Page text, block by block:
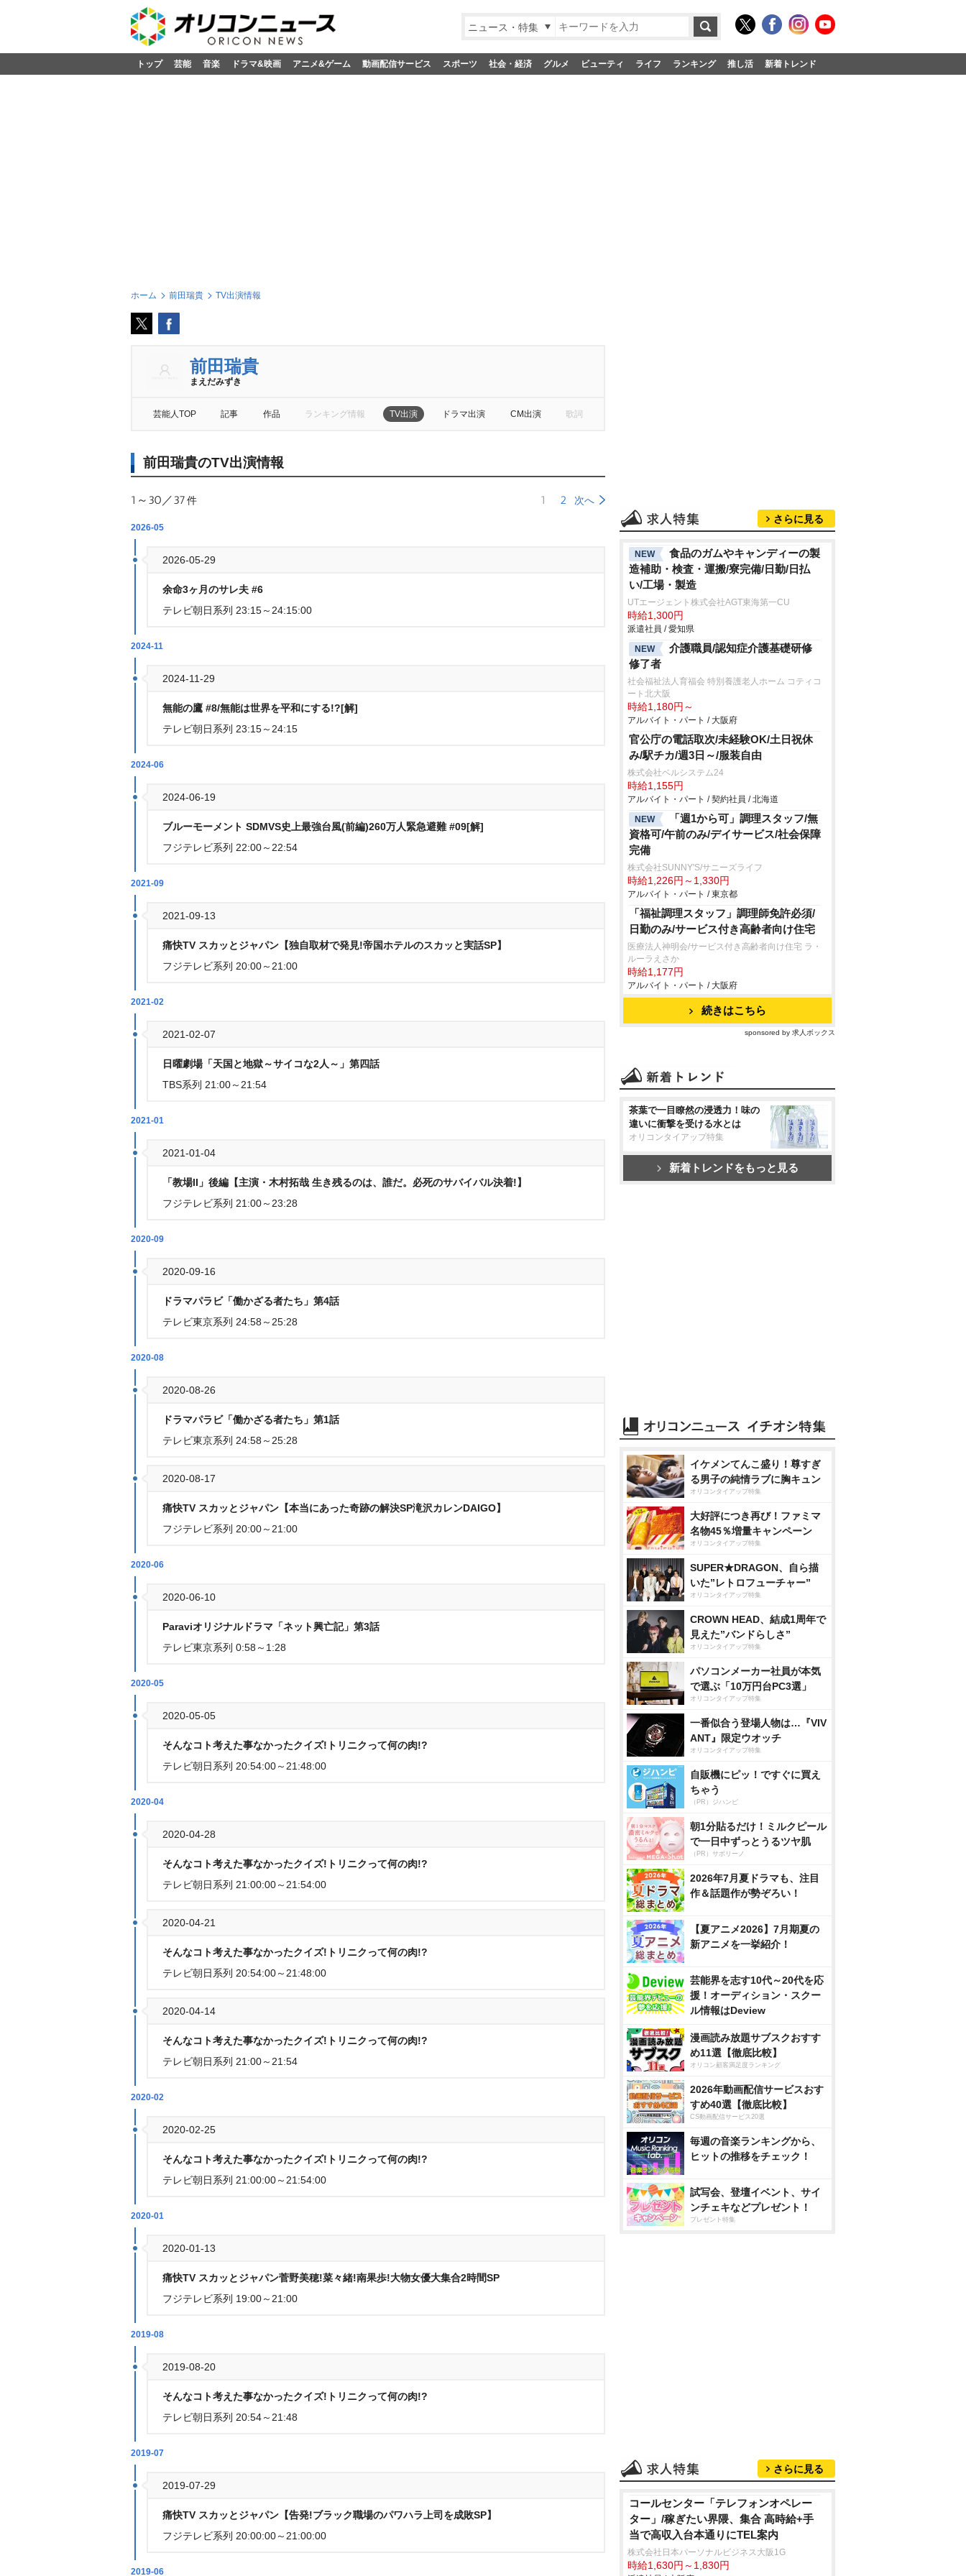
ニュース・特集
トップ 芸能 音楽 ドラマ&映画 アニメ&ゲーム 動画配信サービス スポーツ 社会・経済 グルメ ビューティ ライフ ランキング 推し活 新着トレンド
ホーム 前田瑞貴 TV出演情報
前田瑞貴
まえだみずき
芸能人TOP 記事 作品 ランキング情報 TV出演 ドラマ出演 CM出演 歌詞
前田瑞貴のTV出演情報
1～30／37件 1 2 次へ
2026-05
2026-05-29
余命3ヶ月のサレ夫 #6
テレビ朝日系列 23:15～24:15:00
2024-11
2024-11-29
無能の鷹 #8/無能は世界を平和にする!?[解]
テレビ朝日系列 23:15～24:15
2024-06
2024-06-19
ブルーモーメント SDMVS史上最強台風(前編)260万人緊急避難 #09[解]
フジテレビ系列 22:00～22:54
2021-09
2021-09-13
痛快TV スカッとジャパン【独自取材で発見!帝国ホテルのスカッと実話SP】
フジテレビ系列 20:00～21:00
2021-02
2021-02-07
日曜劇場「天国と地獄～サイコな2人～」第四話
TBS系列 21:00～21:54
2021-01
2021-01-04
「教場II」後編【主演・木村拓哉 生き残るのは、誰だ。必死のサバイバル決着!】
フジテレビ系列 21:00～23:28
2020-09
2020-09-16
ドラマパラビ「働かざる者たち」第4話
テレビ東京系列 24:58～25:28
2020-08
2020-08-26
ドラマパラビ「働かざる者たち」第1話
テレビ東京系列 24:58～25:28
2020-08-17
痛快TV スカッとジャパン【本当にあった奇跡の解決SP滝沢カレンDAIGO】
フジテレビ系列 20:00～21:00
2020-06
2020-06-10
Paraviオリジナルドラマ「ネット興亡記」第3話
テレビ東京系列 0:58～1:28
2020-05
2020-05-05
そんなコト考えた事なかったクイズ!トリニクって何の肉!?
テレビ朝日系列 20:54:00～21:48:00
2020-04
2020-04-28
そんなコト考えた事なかったクイズ!トリニクって何の肉!?
テレビ朝日系列 21:00:00～21:54:00
2020-04-21
そんなコト考えた事なかったクイズ!トリニクって何の肉!?
テレビ朝日系列 20:54:00～21:48:00
2020-04-14
そんなコト考えた事なかったクイズ!トリニクって何の肉!?
テレビ朝日系列 21:00～21:54
2020-02
2020-02-25
そんなコト考えた事なかったクイズ!トリニクって何の肉!?
テレビ朝日系列 21:00:00～21:54:00
2020-01
2020-01-13
痛快TV スカッとジャパン菅野美穂!菜々緒!南果歩!大物女優大集合2時間SP
フジテレビ系列 19:00～21:00
2019-08
2019-08-20
そんなコト考えた事なかったクイズ!トリニクって何の肉!?
テレビ朝日系列 20:54～21:48
2019-07
2019-07-29
痛快TV スカッとジャパン【告発!ブラック職場のパワハラ上司を成敗SP】
フジテレビ系列 20:00:00～21:00:00
2019-06
さらに見る
NEW
食品のガムやキャンディーの製
造補助・検査・運搬/寮完備/日勤/日払
い/工場・製造
UTエージェント株式会社AGT東海第一CU
時給1,300円
派遣社員 / 愛知県
NEW
介護職員/認知症介護基礎研修
修了者
社会福祉法人育福会 特別養護老人ホーム コティコ
ート北大阪
時給1,180円～
アルバイト・パート / 大阪府
官公庁の電話取次/未経験OK/土日祝休
み/駅チカ/週3日～/服装自由
株式会社ベルシステム24
時給1,155円
アルバイト・パート / 契約社員 / 北海道
NEW
「週1から可」調理スタッフ/無
資格可/午前のみ/デイサービス/社会保障
完備
株式会社SUNNY'S/サニーズライフ
時給1,226円～1,330円
アルバイト・パート / 東京都
「福祉調理スタッフ」調理師免許必須/
日勤のみ/サービス付き高齢者向け住宅
医療法人神明会/サービス付き高齢者向け住宅 ラ・
ルーラえさか
時給1,177円
アルバイト・パート / 大阪府
続きはこちら
sponsored by 求人ボックス
茶葉で一目瞭然の浸透力！味の
違いに衝撃を受ける水とは
オリコンタイアップ特集
新着トレンドをもっと見る
イケメンてんこ盛り！尊すぎ
る男子の純情ラブに胸キュン
オリコンタイアップ特集
大好評につき再び！ファミマ
名物45％増量キャンペーン
オリコンタイアップ特集
SUPER★DRAGON、自ら描
いた”レトロフューチャー”
オリコンタイアップ特集
CROWN HEAD、結成1周年で
見えた”バンドらしさ”
オリコンタイアップ特集
パソコンメーカー社員が本気
で選ぶ「10万円台PC3選」
オリコンタイアップ特集
一番似合う登場人物は…『VIV
ANT』限定ウオッチ
オリコンタイアップ特集
自販機にピッ！ですぐに買え
ちゃう
（PR）ジハンピ
朝1分貼るだけ！ミルクピール
で一日中ずっとうるツヤ肌
（PR）サボリーノ
2026年7月夏ドラマも、注目
作＆話題作が勢ぞろい！
【夏アニメ2026】7月期夏の
新アニメを一挙紹介！
芸能界を志す10代～20代を応
援！オーディション・スクー
ル情報はDeview
漫画読み放題サブスクおすす
め11選【徹底比較】
オリコン顧客満足度ランキング
2026年動画配信サービスおす
すめ40選【徹底比較】
CS動画配信サービス20選
毎週の音楽ランキングから、
ヒットの推移をチェック！
試写会、登壇イベント、サイ
ンチェキなどプレゼント！
プレゼント特集
さらに見る
コールセンター「テレフォンオペレー
ター」/稼ぎたい界隈、集合 高時給+手
当で高収入台本通りにTEL案内
株式会社日本パーソナルビジネス大阪1G
時給1,630円～1,830円